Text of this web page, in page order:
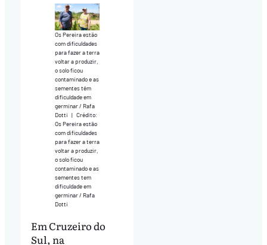
Os Pereira estão
com dificuldades
para fazer a terra
voltar a produzir,
o solo ficou
contaminado e as
sementes têm
dificuldade em
germinar / Rafa
Dotti | Crédito:
Os Pereira estão
com dificuldades
para fazer a terra
voltar a produzir,
o solo ficou
contaminado e as
sementes tem
dificuldade em
germinar / Rafa
Dotti
Em Cruzeiro do
Sul, na